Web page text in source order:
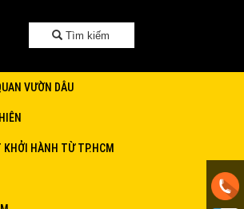
Tìm kiếm
VƯỜN DÂU
HÀNH TỪ TP.HCM